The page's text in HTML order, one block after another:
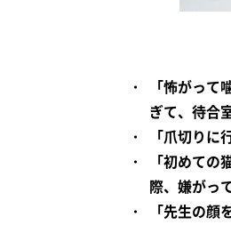
「怖がっ
ぎて、待合
「爪切りに
「初めて
際、嫌がっ
「先生の顔